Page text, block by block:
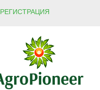
РЕГИСТРАЦИЯ
ДОСТАВКА И ОПЛАТА
О НАС
ГАРАНТИИ
КОНТАКТЫ